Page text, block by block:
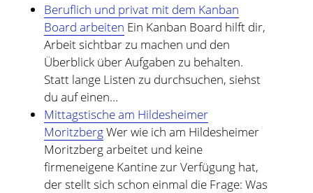
Beruflich und privat mit dem Kanban
Board arbeiten Ein Kanban Board hilft dir,
Arbeit sichtbar zu machen und den
Überblick über Aufgaben zu behalten.
Statt lange Listen zu durchsuchen, siehst
du auf einen…
Mittagstische am Hildesheimer
MoritzbergWer wie ich am Hildesheimer
Moritzberg arbeitet und keine
firmeneigene Kantine zur Verfügung hat,
der stellt sich schon einmal die Frage: Was